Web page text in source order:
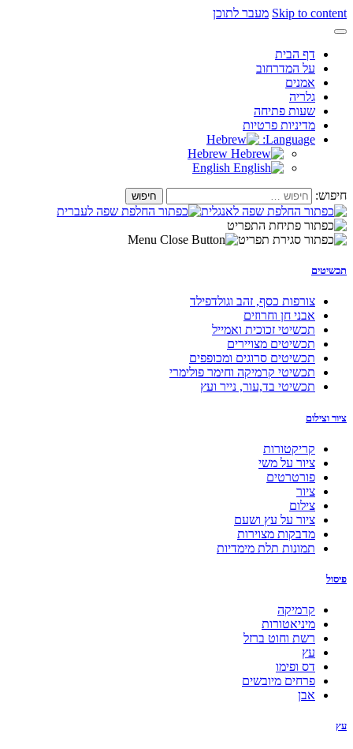
Skip to content מעבר לתוכן
דף הבית
על המדרחוב
אמנים
גלריה
שעות פתיחה
מדיניות פרטיות
Language:
חיפוש:
תכשיטים
צורפות כסף, זהב וגולדפילד
אבני חן וחרוזים
תכשיטי זכוכית ואמייל
תכשיטים מצויירים
תכשיטים סרוגים ומכופפים
תכשיטי קרמיקה וחימר פולימרי
תכשיטי בד,עור, נייר ועץ
ציור וצילום
קריקטורות
ציור על משי
פורטרטים
ציור
צילום
ציור על עץ ושעם
מדבקות מצוירות
תמונות תלת מימדיות
פיסול
קרמיקה
מיניאטורות
רשת וחוט ברזל
עץ
דס ופימו
פרחים מיובשים
אבן
עץ